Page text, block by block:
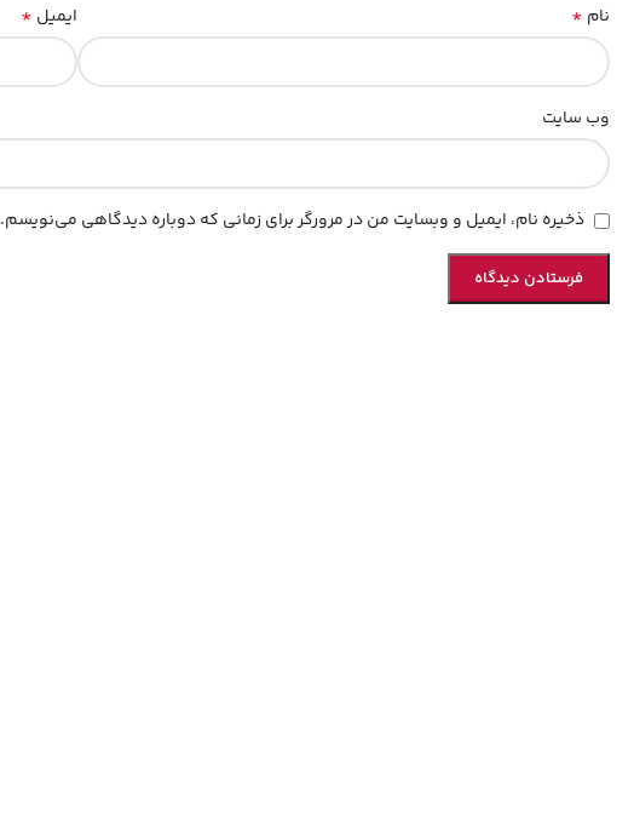
نام * ایمیل *
وب‌ سایت
ذخیره نام، ایمیل و وبسایت من در مرورگر برای زمانی که دوباره دیدگاهی می‌نویسم.